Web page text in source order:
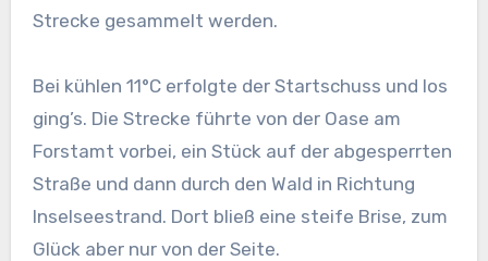
Strecke gesammelt werden.
Bei kühlen 11°C erfolgte der Startschuss und los
ging’s. Die Strecke führte von der Oase am
Forstamt vorbei, ein Stück auf der abgesperrten
Straße und dann durch den Wald in Richtung
Inselseestrand. Dort bließ eine steife Brise, zum
Glück aber nur von der Seite.